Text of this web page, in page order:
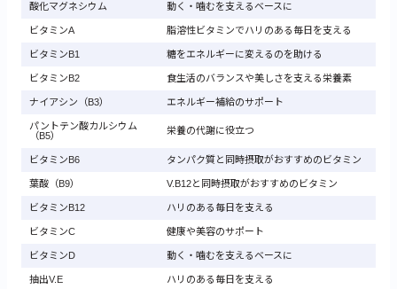
酸化マグネシウム 動く・噛むを支えるベースに
ビタミンA 脂溶性ビタミンでハリのある毎日を支える
ビタミンB1 糖をエネルギーに変えるのを助ける
ビタミンB2 食生活のバランスや美しさを支える栄養素
ナイアシン（B3） エネルギー補給のサポート
パントテン酸カルシウム
（B5）
栄養の代謝に役立つ
ビタミンB6 タンパク質と同時摂取がおすすめのビタミン
葉酸（B9） V.B12と同時摂取がおすすめのビタミン
ビタミンB12 ハリのある毎日を支える
ビタミンC 健康や美容のサポート
ビタミンD 動く・噛むを支えるベースに
抽出V.E ハリのある毎日を支える